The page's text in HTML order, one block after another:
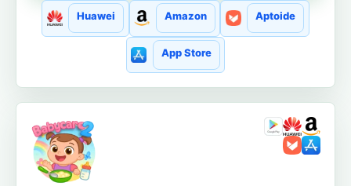
Huawei Amazon Aptoide
App Store